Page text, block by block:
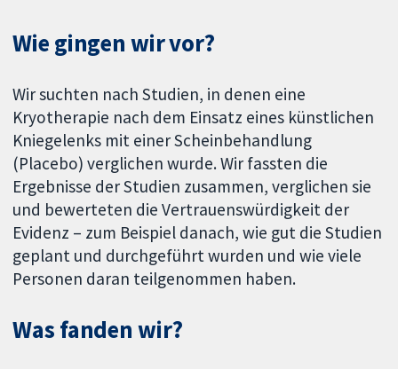
Wie gingen wir vor?
Wir suchten nach Studien, in denen eine
Kryotherapie nach dem Einsatz eines künstlichen
Kniegelenks mit einer Scheinbehandlung
(Placebo) verglichen wurde. Wir fassten die
Ergebnisse der Studien zusammen, verglichen sie
und bewerteten die Vertrauenswürdigkeit der
Evidenz – zum Beispiel danach, wie gut die Studien
geplant und durchgeführt wurden und wie viele
Personen daran teilgenommen haben.
Was fanden wir?